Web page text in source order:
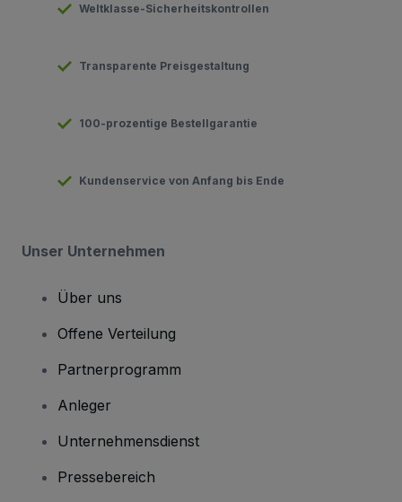
Weltklasse-Sicherheitskontrollen
Transparente Preisgestaltung
100-prozentige Bestellgarantie
Kundenservice von Anfang bis Ende
Unser Unternehmen
Über uns
Offene Verteilung
Partnerprogramm
Anleger
Unternehmensdienst
Pressebereich